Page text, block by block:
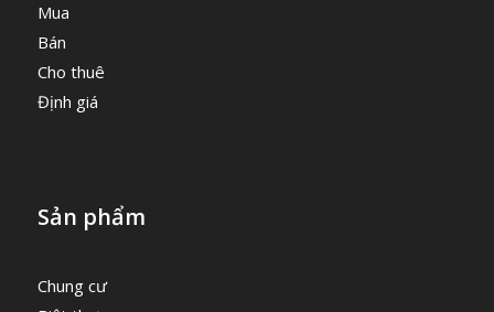
Mua
Bán
Cho thuê
Định giá
Sản phẩm
Chung cư